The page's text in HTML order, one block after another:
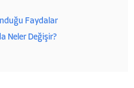
Faydalar
Neler Değişir?